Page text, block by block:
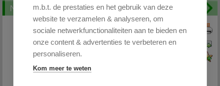
m.b.t. de prestaties en het gebruik van deze
website te verzamelen & analyseren, om
sociale netwerkfunctionaliteiten aan te bieden en
onze content & advertenties te verbeteren en
personaliseren.
Kom meer te weten
Nieuwsbrief
Print deze pagina
Pagina doorsturen